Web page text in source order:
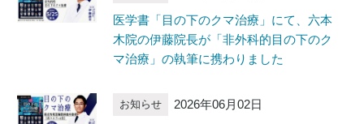
医学書「目の下のクマ治療」にて、六本
木院の伊藤院長が「非外科的目の下のク
マ治療」の執筆に携わりました
お知らせ 2026年06月02日